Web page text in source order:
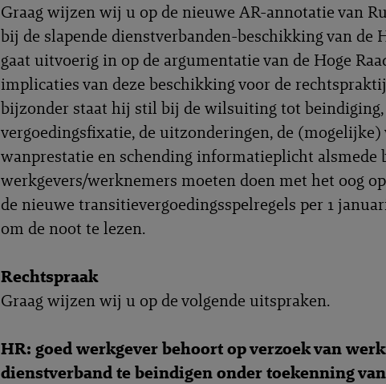
Graag wijzen wij u op de nieuwe AR-annotatie van
bij de slapende dienstverbanden-beschikking van de
gaat uitvoerig in op de argumentatie van de Hoge
implicaties van deze beschikking voor de
bijzonder staat hij stil bij de wilsuiting tot beindiging,
vergoedingsfixatie, de uitzonderingen, de
wanprestatie en schending informatieplicht alsmede
werkgevers/werknemers moeten doen met het oog
de nieuwe transitievergoedingsspelregels per 1
om de noot te lezen.
Rechtspraak
Graag wijzen wij u op de volgende uitspraken.
HR: goed werkgever behoort op verzoek van
dienstverband te beindigen onder toekenning